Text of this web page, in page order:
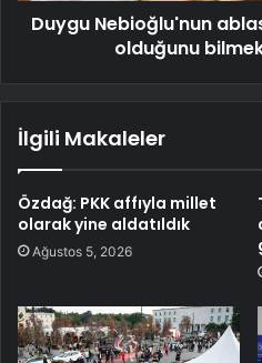
Duygu Nebioğlu'nun
olduğunu
İlgili Makaleler
Özdağ: PKK affıyla millet
olarak yine aldatıldık
Ağustos 5, 2026